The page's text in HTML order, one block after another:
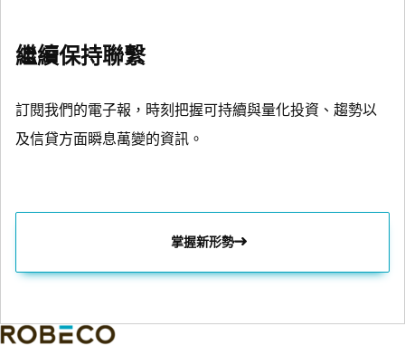
繼續保持聯繫
訂閱我們的電子報，時刻把握可持續與量化投資、趨勢以
及信貸方面瞬息萬變的資訊。
掌握新形勢